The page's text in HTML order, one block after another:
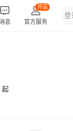
起